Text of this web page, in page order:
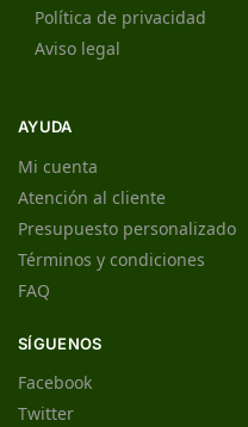
Política de privacidad
Aviso legal
AYUDA
Mi cuenta
Atención al cliente
Presupuesto personalizado
Términos y condiciones
FAQ
SÍGUENOS
Facebook
Twitter